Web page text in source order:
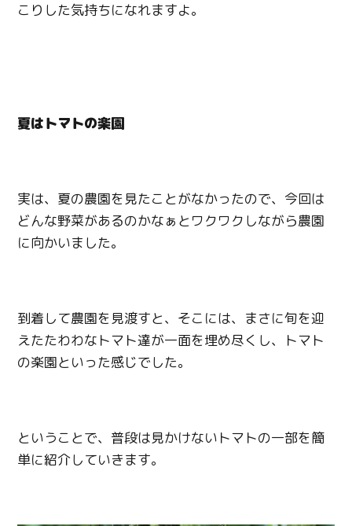
こりした気持ちになれますよ。
夏はトマトの楽園
実は、夏の農園を見たことがなかったので、今回は
どんな野菜があるのかなぁとワクワクしながら農園
に向かいました。
到着して農園を見渡すと、そこには、まさに旬を迎
えたたわわなトマト達が一面を埋め尽くし、トマト
の楽園といった感じでした。
ということで、普段は見かけないトマトの一部を簡
単に紹介していきます。